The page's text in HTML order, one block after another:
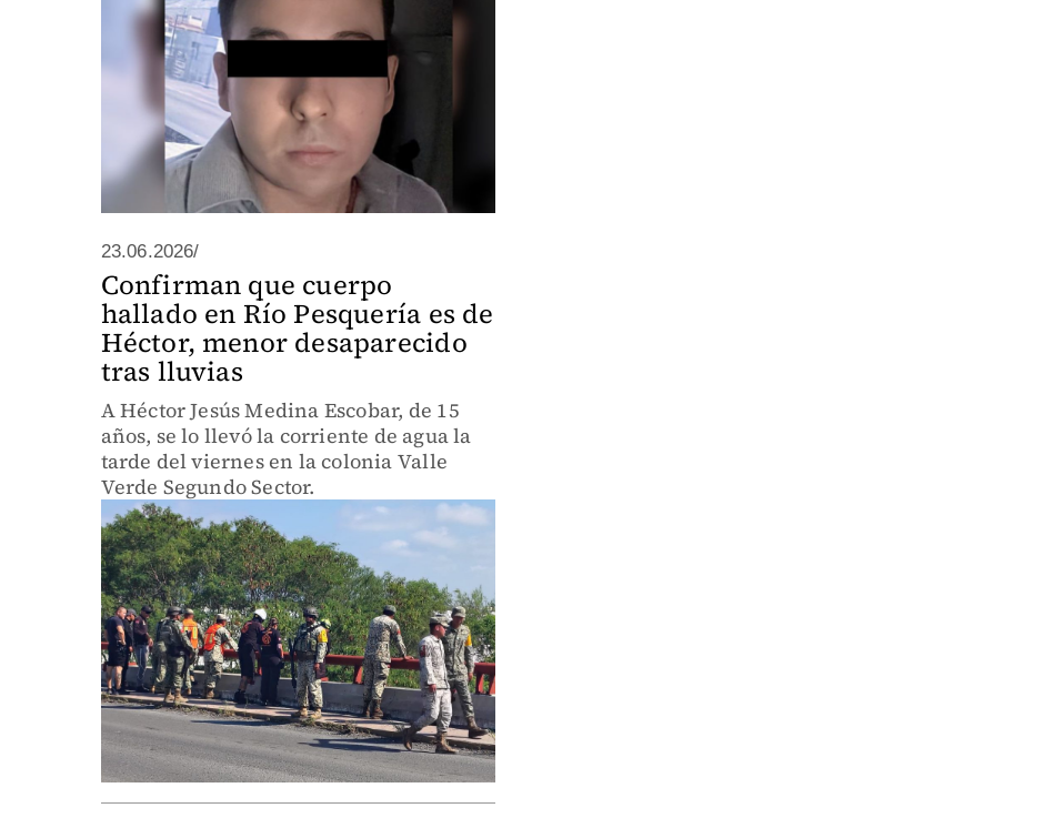
23.06.2026/
Confirman que cuerpo
hallado en Río Pesquería es de
Héctor, menor desaparecido
tras lluvias
A Héctor Jesús Medina Escobar, de 15
años, se lo llevó la corriente de agua la
tarde del viernes en la colonia Valle
Verde Segundo Sector.